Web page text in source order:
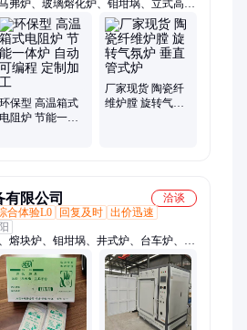
弗炉、玻璃熔化炉、钼坩埚、立式高温
氛炉、高温立式炉、高温升降炉、高温
环保型 高温箱式
电阻炉 节能一体
厂家现货 陶瓷纤
维炉膛 旋转气氛
限公司
洽谈
合体验L0 回复及时 出价迅速
熔块炉、钼坩埚、井式炉、台车炉、升
炉、真空炉、电炉配件、实验炉